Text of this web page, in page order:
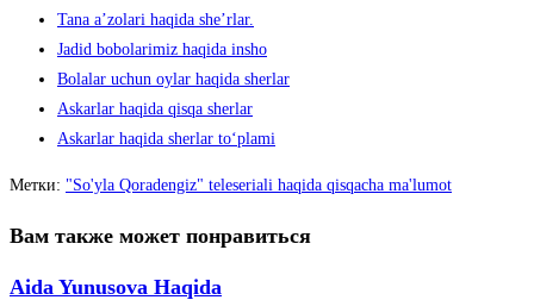
Tana aʼzolari haqida sheʼrlar.
Jadid bobolarimiz haqida insho
Bolalar uchun oylar haqida sherlar
Askarlar haqida qisqa sherlar
Askarlar haqida sherlar to‘plami
Метки: "So'yla Qoradengiz" teleseriali haqida qisqacha ma'lumot
Вам также может понравиться
Aida Yunusova Haqida